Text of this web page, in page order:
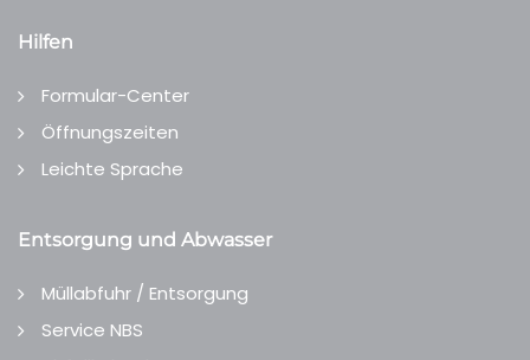
Hilfen
Formular-Center
Öffnungszeiten
Leichte Sprache
Entsorgung und Abwasser
Müllabfuhr / Entsorgung
Service NBS